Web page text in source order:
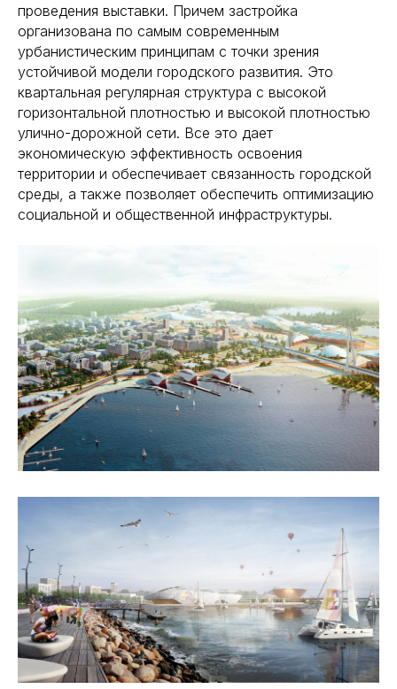
проведения выставки. Причем застройка
организована по самым современным
урбанистическим принципам с точки зрения
устойчивой модели городского развития. Это
квартальная регулярная структура с высокой
горизонтальной плотностью и высокой плотностью
улично-дорожной сети. Все это дает
экономическую эффективность освоения
территории и обеспечивает связанность городской
среды, а также позволяет обеспечить оптимизацию
социальной и общественной инфраструктуры.